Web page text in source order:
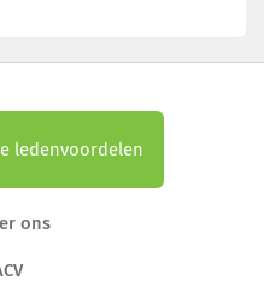
ledenvoordelen
ons